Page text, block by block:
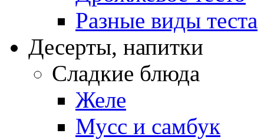
Разные виды теста
Десерты, напитки
Сладкие блюда
Желе
Мусс и самбук